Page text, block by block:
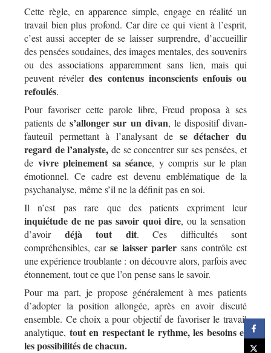
Cette règle, en apparence simple, engage en réalité un
travail bien plus profond. Car dire ce qui vient à l’esprit,
c’est aussi accepter de se laisser surprendre, d’accueillir
des pensées soudaines, des images mentales, des souvenirs
ou des associations apparemment sans lien, mais qui
peuvent révélerdes contenus inconscients enfouis ou
refoulés.
Pour favoriser cette parole libre, Freud proposa à ses
patients des’allonger sur un divan, le dispositif divan-
fauteuil permettant à l’analysant de se détacher du
regard de l’analyste, de se concentrer sur ses pensées, et
de vivre pleinement sa séance, y compris sur le plan
émotionnel. Ce cadre est devenu emblématique de la
psychanalyse, même s’il ne la définit pas en soi.
Il n’est pas rare que des patients expriment leur
inquiétude de ne pas savoir quoi dire, ou la sensation
d’avoir déjà tout dit. Ces difficultés sont
compréhensibles, car se laisser parler sans contrôle est
une expérience troublante : on découvre alors, parfois avec
étonnement, tout ce que l’on pense sans le savoir.
Pour ma part, je propose généralement à mes patients
d’adopter la position allongée, après en avoir discuté
ensemble. Ce choix a pour objectif de favoriser le travail
analytique, tout en respectant le rythme, les besoins et
les possibilités de chacun.